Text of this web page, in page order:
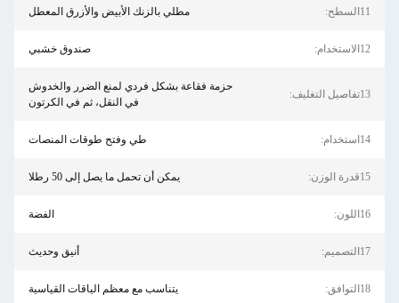
11السطح: مطلي بالزنك الأبيض والأزرق المعطل
12الاستخدام: صندوق خشبي
13تفاصيل التغليف:
حزمة فقاعة بشكل فردي لمنع الضرر والخدوش
في النقل، ثم في الكرتون
14استخدام: طي وفتح طوقات المنصات
15قدرة الوزن: يمكن أن تحمل ما يصل إلى 50 رطلا
16اللون: الفضة
17التصميم: أنيق وحديث
18التوافق: يتناسب مع معظم الياقات القياسية